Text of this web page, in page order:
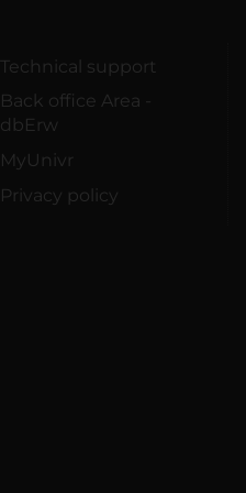
Technical support
Back office Area -
dbErw
MyUnivr
Privacy policy